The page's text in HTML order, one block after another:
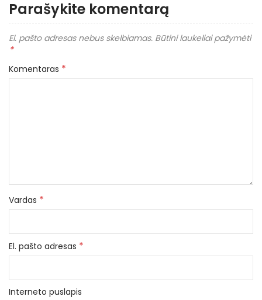
Parašykite komentarą
El. pašto adresas nebus skelbiamas. Būtini laukeliai pažymėti
*
Komentaras *
Vardas *
El. pašto adresas *
Interneto puslapis